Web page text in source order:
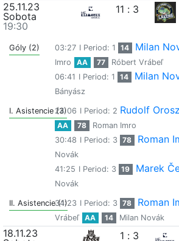
25.11.23
Sobota
19:30
11 : 3
Góly (2) 03:27 I Period: 1 14 Milan
Imro
AA 77
Róbert Vrábeľ
06:41 I Period: 1 14 Milan
Bányász
I. Asistencie (3)24:06 I Period: 2 Rudolf Orosz
AA
78
Roman Imro
30:48 I Period: 3 78 Roman
Novák
41:25 I Period: 3 19 Marek
Novák
II. Asistencie (1)
34:23 I Period: 3 78 Roman
Vrábeľ
AA 14 Milan Novák
18.11.23
1 : 3